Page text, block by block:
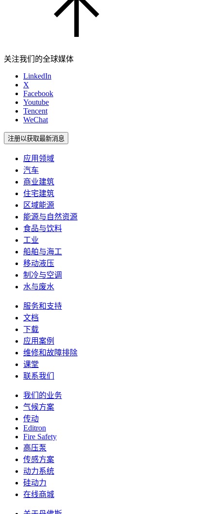
关注我们的全球媒体
LinkedIn
X
Facebook
Youtube
Tencent
WeChat
注册以获取最新消息
应用领域
汽车
商业建筑
住宅建筑
区域能源
能源与自然资源
食品与饮料
工业
船舶与海工
移动液压
制冷与空调
水与废水
服务和支持
文档
下载
应用案例
维修和故障排除
课堂
联系我们
我们的业务
气候方案
传动
Editron
Fire Safety
高压泵
传感方案
动力系统
硅动力
在线商城